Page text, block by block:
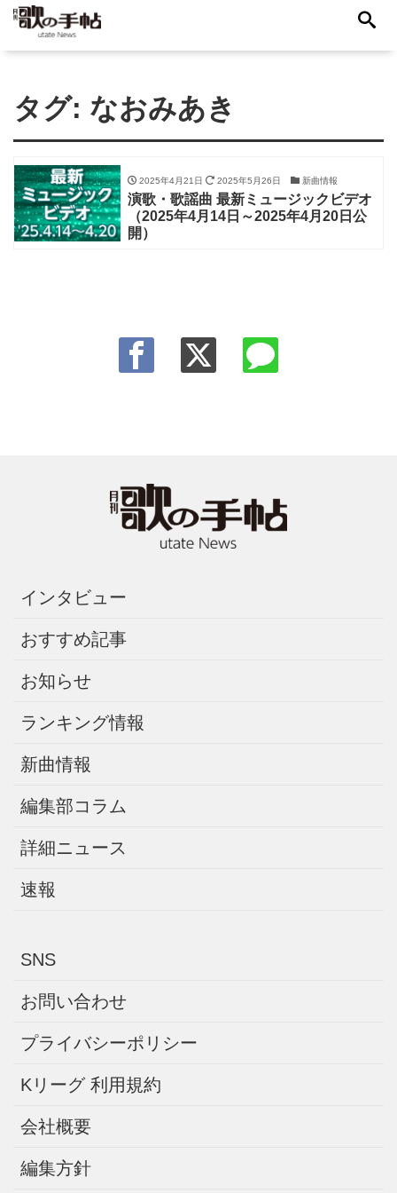
タグ: なおみあき
2025年4月21日 2025年5月26日 新曲情報
演歌・歌謡曲 最新ミュージックビデオ
（2025年4月14日～2025年4月20日公
開）
インタビュー
おすすめ記事
お知らせ
ランキング情報
新曲情報
編集部コラム
詳細ニュース
速報
SNS
お問い合わせ
プライバシーポリシー
Kリーグ 利用規約
会社概要
編集方針